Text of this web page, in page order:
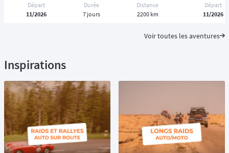
Départ
11/2026
Durée
7 jours
Distance
2200 km
Départ
11/2026
Voir toutes les aventures
Inspirations